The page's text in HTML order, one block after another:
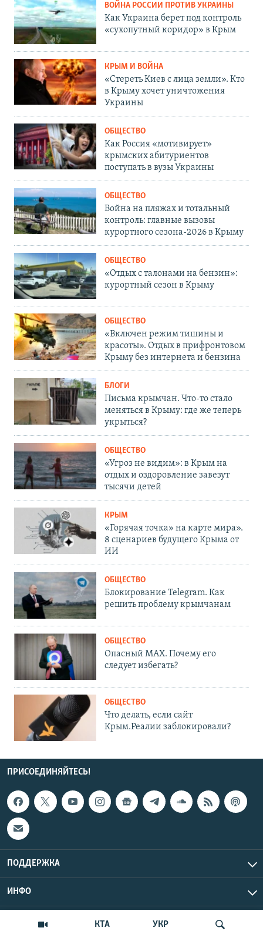
КТА УКР
ВОЙНА РОССИИ ПРОТИВ УКРАИНЫ
Как Украина берет под контроль
«сухопутный коридор» в Крым
КРЫМ И ВОЙНА
«Стереть Киев с лица земли». Кто
в Крыму хочет уничтожения
Украины
ОБЩЕСТВО
Как Россия «мотивирует»
крымских абитуриентов
поступать в вузы Украины
ОБЩЕСТВО
Война на пляжах и тотальный
контроль: главные вызовы
курортного сезона-2026 в Крыму
ОБЩЕСТВО
«Отдых с талонами на бензин»:
курортный сезон в Крыму
ОБЩЕСТВО
«Включен режим тишины и
красоты». Отдых в прифронтовом
Крыму без интернета и бензина
БЛОГИ
Письма крымчан. Что-то стало
меняться в Крыму: где же теперь
укрыться?
ОБЩЕСТВО
«Угроз не видим»: в Крым на
отдых и оздоровление завезут
тысячи детей
КРЫМ
«Горячая точка» на карте мира».
8 сценариев будущего Крыма от
ИИ
ОБЩЕСТВО
Блокирование Telegram. Как
решить проблему крымчанам
ОБЩЕСТВО
Опасный MAX. Почему его
следует избегать?
ОБЩЕСТВО
Что делать, если сайт
Крым.Реалии заблокировали?
ПРИСОЕДИНЯЙТЕСЬ!
ПОДДЕРЖКА
ИНФО
Copyright Крым.Реалии, 2026 | Все права защищены.
UTC+3